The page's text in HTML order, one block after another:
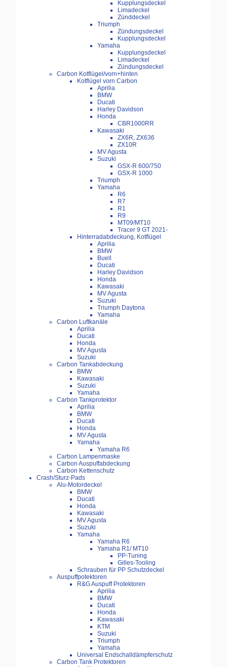
Kupplungsdeckel
Limadeckel
Zünddeckel
Triumph
Zündungsdeckel
Kupplungsdeckel
Yamaha
Kupplungsdeckel
Limadeckel
Zündungsdeckel
Carbon Kotflügel/vorn+hinten
Kotflügel vorn Carbon
Aprilia
BMW
Ducati
Harley Davidson
Honda
CBR1000RR
Kawasaki
ZX6R, ZX636
ZX10R
MV Agusta
Suzuki
GSX-R 600/750
GSX-R 1000
Triumph
Yamaha
R6
R7
R1
R9
MT09/MT10
Tracer 9 GT 2021-
Hinterradabdeckung, Kotflügel
Aprilia
BMW
Buell
Ducati
Harley Davidson
Honda
Kawasaki
MV Agusta
Suzuki
Triumph Daytona
Yamaha
Carbon Luftkanäle
Aprilia
Ducati
Honda
MV Agusta
Suzuki
Carbon Tankabdeckung
BMW
Kawasaki
Suzuki
Yamaha
Carbon Tankprotektor
Aprilia
BMW
Ducati
Honda
MV Agusta
Yamaha
Yamaha R6
Carbon Lampenmaske
Carbon Auspuffabdeckung
Carbon Kettenschutz
Crash/Sturz-Pads
Alu-Motordeckel
BMW
Ducati
Honda
Kawasaki
MV Agusta
Suzuki
Yamaha
Yamaha R6
Yamaha R1/ MT10
PP-Tuning
Gilles-Tooling
Schrauben für PP Schutzdeckel
Auspuffpotektoren
R&G Auspuff Protektoren
Aprilia
BMW
Ducati
Honda
Kawasaki
KTM
Suzuki
Triumph
Yamaha
Universal Endschalldämpferschutz
Carbon Tank Protektoren